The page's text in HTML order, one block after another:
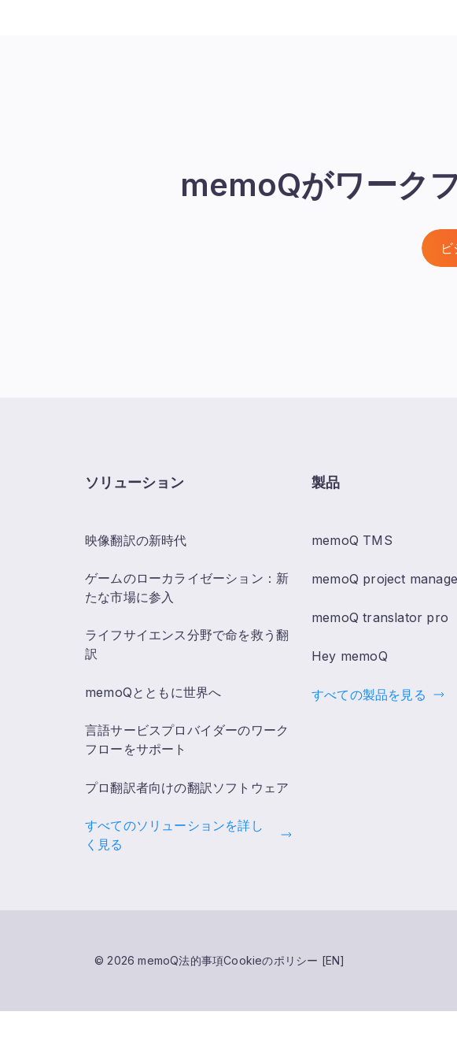
memoQがワーク
ソリューション
映像翻訳の新時代
ゲームのローカライゼーション：新
たな市場に参入
ライフサイエンス分野で命を救う翻
訳
memoQとともに世界へ
言語サービスプロバイダーのワーク
フローをサポート
プロ翻訳者向けの翻訳ソフトウェア
すべてのソリューションを詳し
く見る
製品
memoQ TMS
memoQ project
memoQ translator pro
Hey memoQ
すべての製品を見る
© 2026 memoQ法的事項Cookieのポリシー [EN]